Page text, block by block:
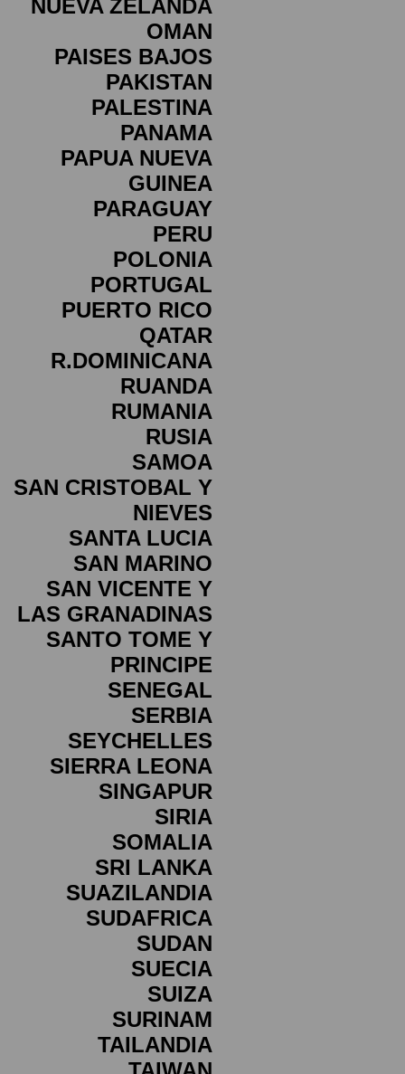
NUEVA ZELANDA
OMAN
PAISES BAJOS
PAKISTAN
PALESTINA
PANAMA
PAPUA NUEVA
GUINEA
PARAGUAY
PERU
POLONIA
PORTUGAL
PUERTO RICO
QATAR
R.DOMINICANA
RUANDA
RUMANIA
RUSIA
SAMOA
SAN CRISTOBAL Y
NIEVES
SANTA LUCIA
SAN MARINO
SAN VICENTE Y
LAS GRANADINAS
SANTO TOME Y
PRINCIPE
SENEGAL
SERBIA
SEYCHELLES
SIERRA LEONA
SINGAPUR
SIRIA
SOMALIA
SRI LANKA
SUAZILANDIA
SUDAFRICA
SUDAN
SUECIA
SUIZA
SURINAM
TAILANDIA